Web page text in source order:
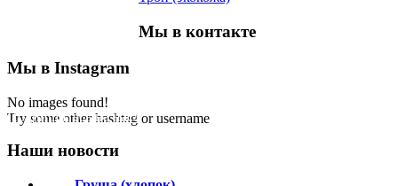
Мы в контакте
Мы в Instagram
No images found!
Try some other hashtag or username
Подпишитесь на нас!
Наши новости